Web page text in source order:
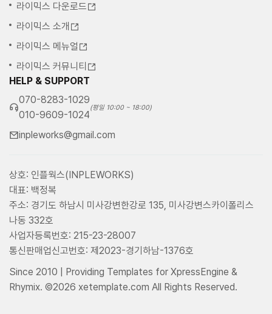
라이믹스 다운로드
라이믹스 소개
라이믹스 메뉴얼
라이믹스 커뮤니티
HELP & SUPPORT
070-8283-1029
010-9609-1024
(평일 10:00 ~ 18:00)
inpleworks@gmail.com
상호: 인플웍스(INPLEWORKS)
대표: 백정복
주소: 경기도 하남시 미사강변한강로 135, 미사강변스카이폴리스
나동 332호
사업자등록번호: 215-23-28007
통신판매업신고번호: 제2023-경기하남-1376호
Since 2010 | Providing Templates for XpressEngine &
Rhymix. ©2026 xetemplate.com All Rights Reserved.